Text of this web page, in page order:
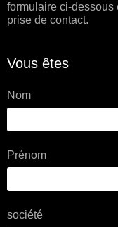
formulaire ci-dessous
prise de contact.
Vous êtes
Nom
Prénom
société